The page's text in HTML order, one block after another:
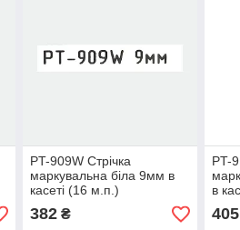
PT-909W Стрічка
маркувальна біла 9мм в
касеті (16 м.п.)
382₴
PT-
в
405